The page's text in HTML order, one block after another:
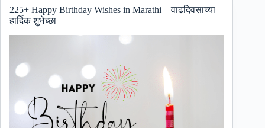
225+ Happy Birthday Wishes in Marathi – वाढदिवसाच्या
हार्दिक शुभेच्छा